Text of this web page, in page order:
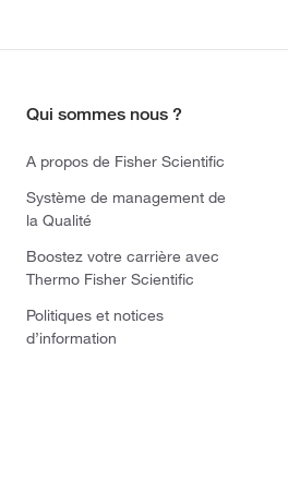
Qui sommes nous ?
A propos de Fisher Scientific
Système de management de
la Qualité
Boostez votre carrière avec
Thermo Fisher Scientific
Politiques et notices
d’information